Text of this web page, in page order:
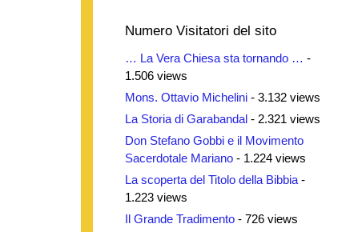
Numero Visitatori del sito
… La Vera Chiesa sta tornando … -
1.506 views
Mons. Ottavio Michelini - 3.132 views
La Storia di Garabandal - 2.321 views
Don Stefano Gobbi e il Movimento
Sacerdotale Mariano - 1.224 views
La scoperta del Titolo della Bibbia -
1.223 views
Il Grande Tradimento - 726 views